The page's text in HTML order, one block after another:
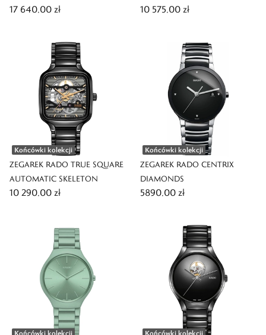
LIMITED EDITION
17 640,00 zł
OF THE WORLD
10 575,00 zł
Końcówki kolekcji
ZEGAREK RADO TRUE SQUARE
AUTOMATIC SKELETON
10 290,00 zł
Końcówki kolekcji
ZEGAREK RADO CENTRIX
DIAMONDS
5890,00 zł
Końcówki kolekcji Końcówki kolekcji